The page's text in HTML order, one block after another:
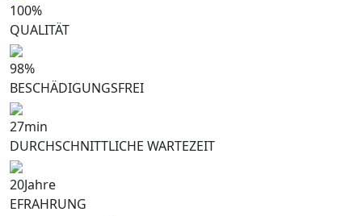
100%
QUALITÄT
98%
BESCHÄDIGUNGSFREI
27min
DURCHSCHNITTLICHE WARTEZEIT
20Jahre
EFRAHRUNG